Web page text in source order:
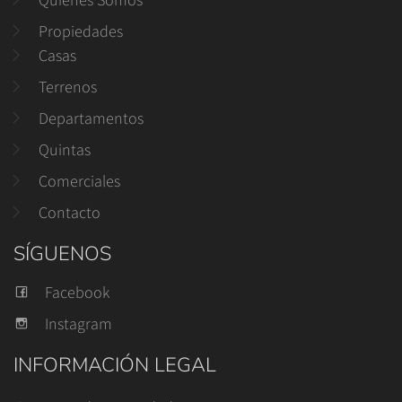
Propiedades
Casas
Terrenos
Departamentos
Quintas
Comerciales
Contacto
SÍGUENOS
Facebook
Instagram
INFORMACIÓN LEGAL